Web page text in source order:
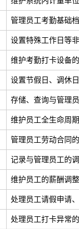
管理员工考勤基础
设置特殊工作日等
维护考勤打卡设备
设置节假日、调休
存储、查询与管理
维护员工全生命周
管理员工劳动合同
记录与管理员工的
维护员工的薪酬调
处理员工请假申请
处理员工打卡异常